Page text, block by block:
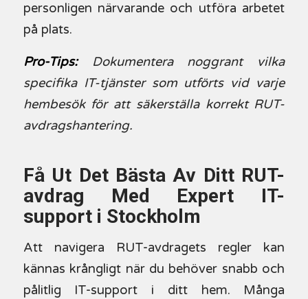
personligen närvarande och utföra arbetet
på plats.
Pro-Tips:
Dokumentera noggrant vilka
specifika IT-tjänster som utförts vid varje
hembesök för att säkerställa korrekt RUT-
avdragshantering.
Få Ut Det Bästa Av Ditt RUT-
avdrag Med Expert IT-
support i Stockholm
Att navigera RUT-avdragets regler kan
kännas krångligt när du behöver snabb och
pålitlig IT-support i ditt hem. Många